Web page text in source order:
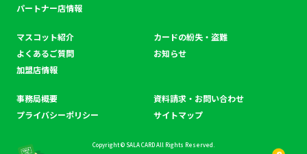
パートナー店情報
マスコット紹介
カードの紛失・盗難
よくあるご質問
お知らせ
加盟店情報
事務局概要
資料請求・お問い合わせ
プライバシーポリシー
サイトマップ
Copyright © SALA CARD All Rights Reserved.